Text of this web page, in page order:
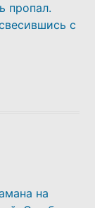
пропал.
с
на